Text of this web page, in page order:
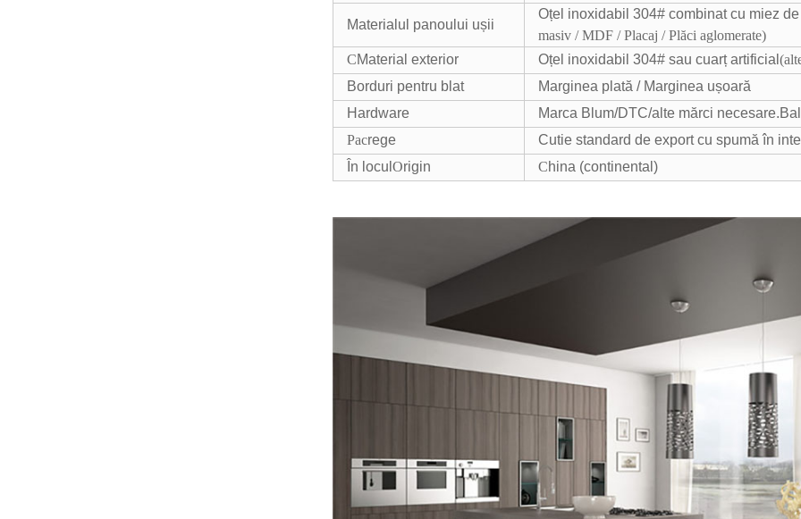
Materialul panoului ușii
Oțel inoxidabil 304# combinat cu miez
masiv / MDF / Placaj / Plăci aglomerate)
CMaterial exterior Oțel inoxidabil 304# sau cuarț artificial
Borduri pentru blat
Marginea plată / Marginea ușoară
Hardware
Marca Blum/DTC/alte mărci
Pacrege
Cutie standard de export cu spumă în
În locul Origin China (continental)